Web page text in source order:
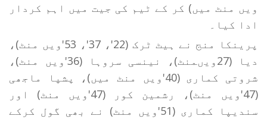
ویں منٹ میں) کر کے ٹیم کی جیت میں اہم کردار
ادا کیا۔
پرینکا منج نے ہیٹ ٹرک (22'، 37'، 53'ویں منٹ)،
دیا (27ویںمنٹ)، نینسی سروہا (36'ویں منٹ)،
شروتی کماری (40'ویں منٹ میں)، پشپا ماجھی
(47'ویں منٹ)، رشمین کور (47'ویں منٹ) اور
سندیپا کماری (51'ویں منٹ) نے بھی گول کرکے